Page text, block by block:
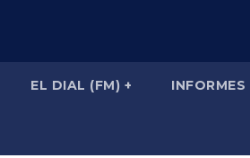
EL DIAL (FM) + INFORMES